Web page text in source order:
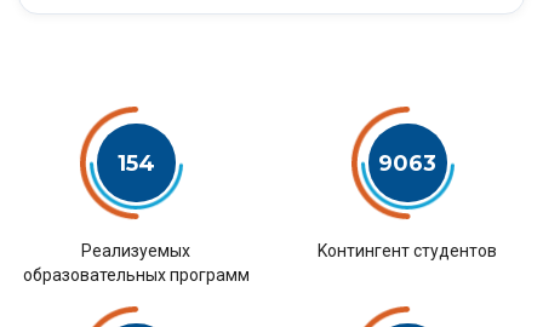
154
Pеализуемых
образовательных программ
9063
Kонтингент студентов